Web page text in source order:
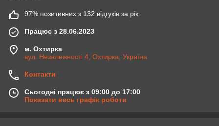
97% позитивних з 132 відгуків за рік
Працює з 28.06.2023
м. Охтирка
вул. Незалежності 4, Охтирка, Україна
Контакти
Сьогодні працює з 09:00 до 17:00
Показати весь графік роботи